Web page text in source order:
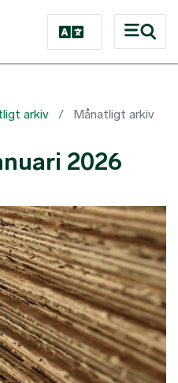
arkiv Månatligt arkiv
2026